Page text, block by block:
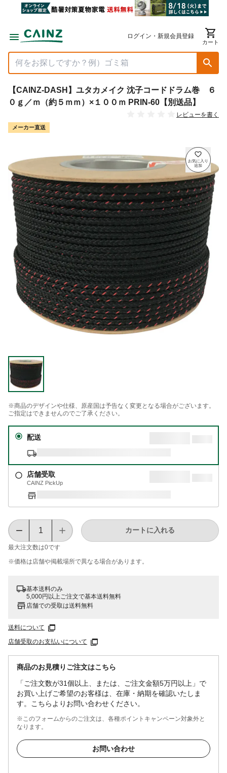
ログイン・新規会員登録
カート
【CAINZ-DASH】ユタカメイク 沈子コードドラム巻 ６
０ｇ／ｍ（約５ｍｍ）×１００ｍ PRIN-60【別送品】
レビューを書く
メーカー直送
※商品のデザインや仕様、原産国は予告なく変更となる場合がございます。
ご指定はできませんのでご了承ください。
配送
店舗受取
CAINZ PickUp
最大注文数は0です
カートに入れる
※価格は​店舗や​掲載場所で​異なる​場合が​あります。
基本送料のみ
5,000円以上ご注文で基本送料無料
店舗での受取は送料無料
送料について
店舗受取のお支払いについて
商品のお見積りご注文はこちら
「ご注文数が31個以上、または、ご注文金額5万円以上」で
お買い上げご希望のお客様は、在庫・納期を確認いたしま
す。こちらよりお問い合わせください。
※このフォームからのご注文は、各種ポイントキャンペーン対象外と
なります。
お問い合わせ